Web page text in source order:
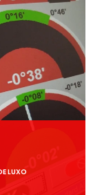
LUXO